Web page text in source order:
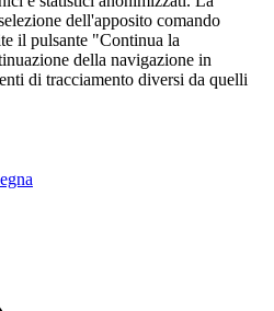
dell'apposito comando
il pulsante "Continua la
della navigazione in
di tracciamento diversi da quelli